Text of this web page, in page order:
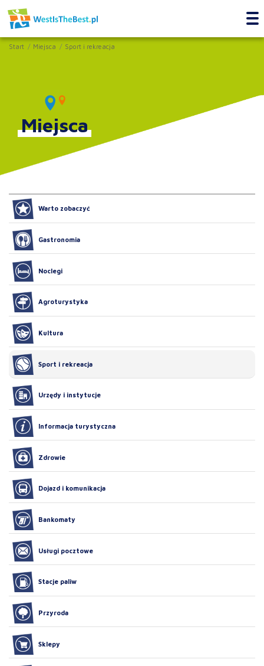
Start Miejsca Sport i rekreacja
Miejsca
Warto zobaczyć
Gastronomia
Noclegi
Agroturystyka
Kultura
Sport i rekreacja
Urzędy i instytucje
Informacja turystyczna
Zdrowie
Dojazd i komunikacja
Bankomaty
Usługi pocztowe
Stacje paliw
Przyroda
Sklepy